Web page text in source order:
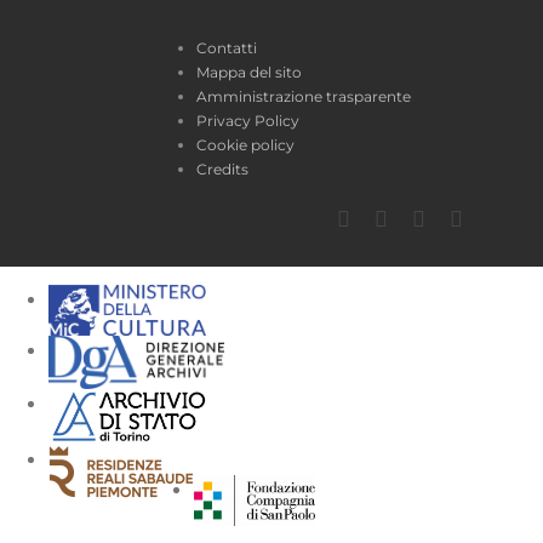
Contatti
Mappa del sito
Amministrazione trasparente
Privacy Policy
Cookie policy
Credits
Facebook
TwitterYouTube